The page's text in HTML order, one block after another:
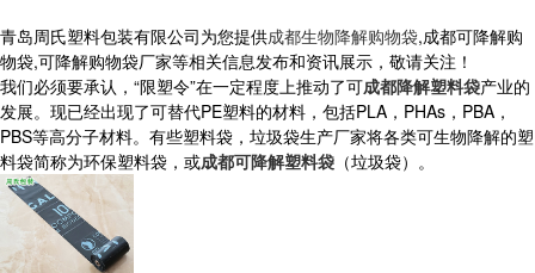
青岛周氏塑料包装有限公司为您提供成都生物降解购物袋,成都可降解购
物袋,可降解购物袋厂家等相关信息发布和资讯展示，敬请关注！
我们必须要承认，“限塑令”在一定程度上推动了可成都降解塑料袋产业的
发展。现已经出现了可替代PE塑料的材料，包括PLA，PHAs，PBA，
PBS等高分子材料。有些塑料袋，垃圾袋生产厂家将各类可生物降解的塑
料袋简称为环保塑料袋，或成都可降解塑料袋 （垃圾袋）。